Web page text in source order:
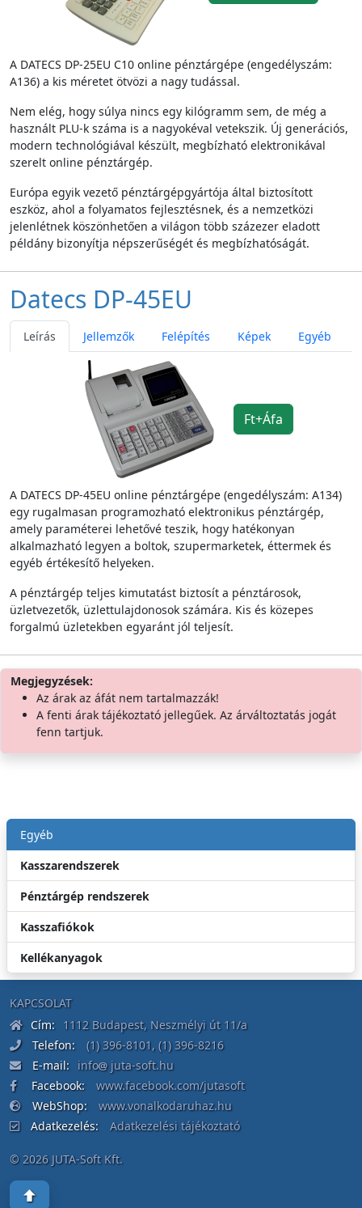
Egyéb
Kasszarendszerek
Pénztárgép rendszerek
Kasszafiókok
Kellékanyagok
A DATECS DP-25EU C10 online pénztárgépe (engedélyszám:
A136) a kis méretet ötvözi a nagy tudással.
Nem elég, hogy súlya nincs egy kilógramm sem, de még a
használt PLU-k száma is a nagyokéval vetekszik. Új generációs,
modern technológiával készült, megbízható elektronikával
szerelt online pénztárgép.
Európa egyik vezető pénztárgépgyártója által biztosított
eszköz, ahol a folyamatos fejlesztésnek, és a nemzetközi
jelenlétnek köszönhetően a világon több százezer eladott
példány bizonyítja népszerűségét és megbízhatóságát.
Datecs DP-45EU
Leírás Jellemzők Felépítés Képek Egyéb
Ft+Áfa
A DATECS DP-45EU online pénztárgépe (engedélyszám: A134)
egy rugalmasan programozható elektronikus pénztárgép,
amely paraméterei lehetővé teszik, hogy hatékonyan
alkalmazható legyen a boltok, szupermarketek, éttermek és
egyéb értékesítő helyeken.
A pénztárgép teljes kimutatást biztosít a pénztárosok,
üzletvezetők, üzlettulajdonosok számára. Kis és közepes
forgalmú üzletekben egyaránt jól teljesít.
Megjegyzések:
Az árak az áfát nem tartalmazzák!
A fenti árak tájékoztató jellegűek. Az árváltoztatás jogát
fenn tartjuk.
KAPCSOLAT
Cím: 1112 Budapest, Neszmélyi út 11/a
Telefon:
(1) 396-8101, (1) 396-8216
E-mail: info juta-soft.hu
Facebook:
www.facebook.com/jutasoft
WebShop:
www.vonalkodaruhaz.hu
Adatkezelés:
Adatkezelési tájékoztató
© 2026 JUTA-Soft Kft.